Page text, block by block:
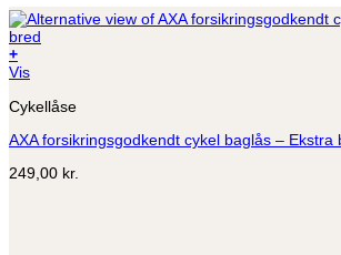
+
Vis
Cykellåse
AXA forsikringsgodkendt cykel baglås – Ekstra
249,00 kr.